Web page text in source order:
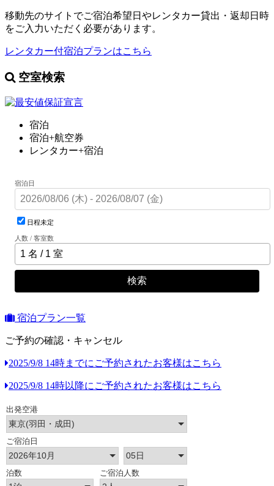
移動先のサイトでご宿泊希望日やレンタカー貸出・返却日時
をご入力いただく必要があります。
レンタカー付宿泊プランはこちら
空室検索
宿泊
宿泊+航空券
レンタカー+宿泊
宿泊日
日程未定
人数 / 客室数
検索
宿泊プラン一覧
ご予約の確認・キャンセル
2025/9/8 14時までにご予約されたお客様はこちら
2025/9/8 14時以降にご予約されたお客様はこちら